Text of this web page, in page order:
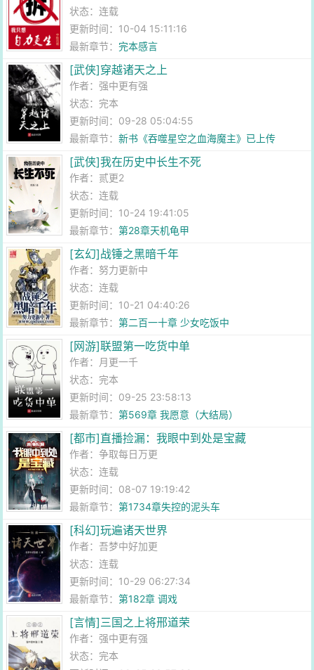
状态：连载
更新时间：10-04 15:11:16
最新章节：完本感言
[武侠]穿越诸天之上
作者： 强中更有强
状态：完本
更新时间：09-28 05:04:55
最新章节：新书《吞噬星空之血海魔主》已上传
[武侠]我在历史中长生不死
作者： 贰更2
状态：连载
更新时间：10-24 19:41:05
最新章节：第28章天机龟甲
[玄幻]战锤之黑暗千年
作者：努力更新中
状态：连载
更新时间：10-21 04:40:26
最新章节：第二百一十章 少女吃饭中
[网游]联盟第一吃货中单
作者： 月更一千
状态：完本
更新时间：09-25 23:58:13
最新章节：第569章 我愿意（大结局）
[都市]直播捡漏：我眼中到处是宝藏
作者：争取每日万更
状态：连载
更新时间：08-07 19:19:42
最新章节：第1734章失控的泥头车
[科幻]玩遍诸天世界
作者：吾梦中好加更
状态：连载
更新时间：10-29 06:27:34
最新章节：第182章 调戏
[言情]三国之上将邢道荣
作者： 强中更有强
状态：完本